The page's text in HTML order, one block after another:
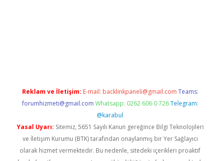
Reklam ve İletişim: E-mail: backlinkpaneli@gmail.com Teams:
forumhizmeti@gmail.com Whatsapp: 0262 606 0 726 Telegram:
@karabul
Yasal Uyarı: Sitemiz, 5651 Sayılı Kanun gereğince Bilgi Teknolojileri
ve İletişim Kurumu (BTK) tarafından onaylanmış bir Yer Sağlayıcı
olarak hizmet vermektedir. Bu nedenle, sitedeki içerikleri proaktif